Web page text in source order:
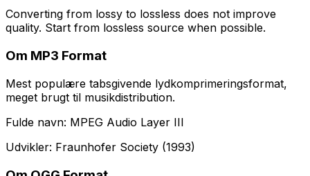
Converting from lossy to lossless does not improve
quality. Start from lossless source when possible.
Om MP3 Format
Mest populære tabsgivende lydkomprimeringsformat,
meget brugt til musikdistribution.
Fulde navn: MPEG Audio Layer III
Udvikler: Fraunhofer Society (1993)